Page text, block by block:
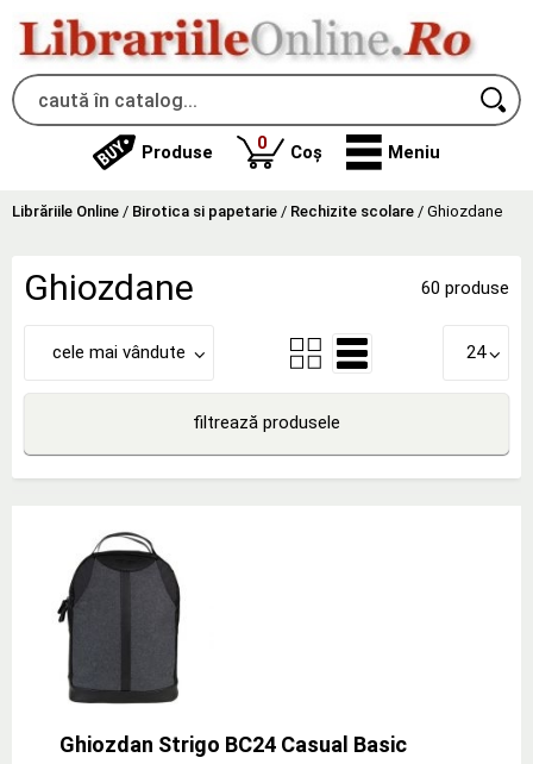
Produse 0produse
Coș Meniu
Librăriile Online / Birotica si papetarie / Rechizite scolare / Ghiozdane
Ghiozdane 60 produse
cele mai vândute 24
filtrează produsele
Ghiozdan Strigo BC24 Casual Basic